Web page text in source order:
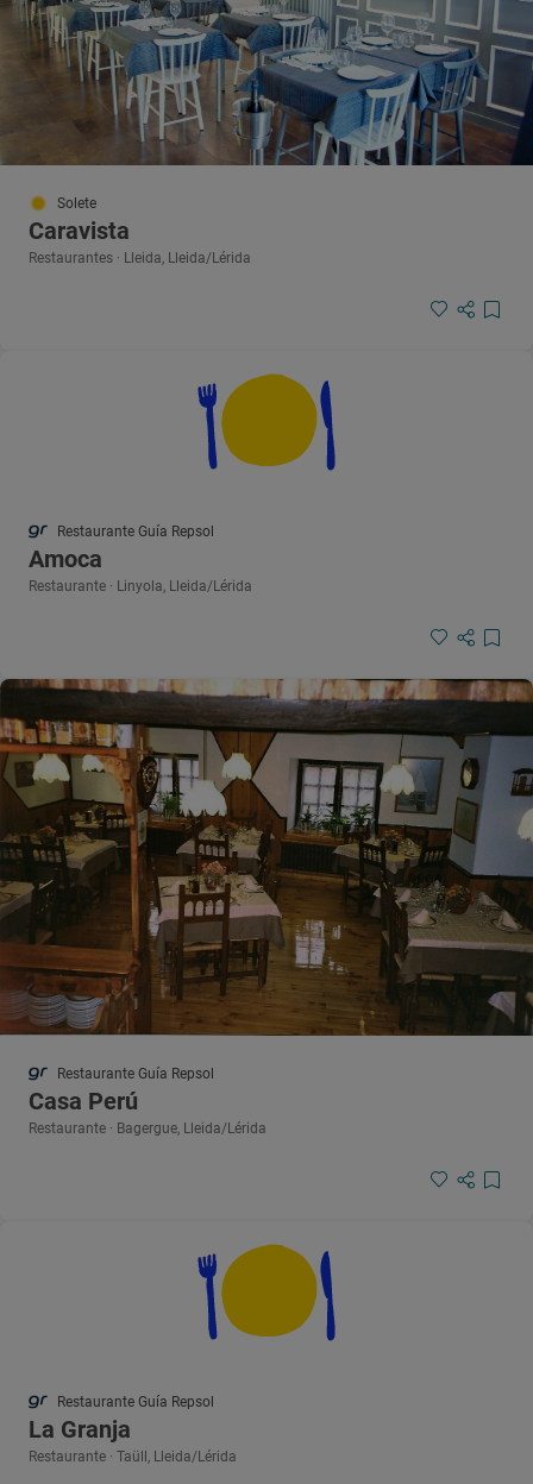
Solete
Caravista
Restaurantes · Lleida, Lleida/Lérida
Restaurante Guía Repsol
Amoca
Restaurante · Linyola, Lleida/Lérida
Restaurante Guía Repsol
Casa Perú
Restaurante · Bagergue, Lleida/Lérida
Restaurante Guía Repsol
La Granja
Restaurante · Taüll, Lleida/Lérida